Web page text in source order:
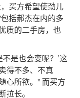
买方希望使劲儿
括郝杰在内的多
质的二手房，也
是也会变呢？’这
得不多、不真
心所欲。” 而买方
长。